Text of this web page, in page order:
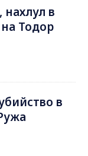
нахлул в
Тодор
в